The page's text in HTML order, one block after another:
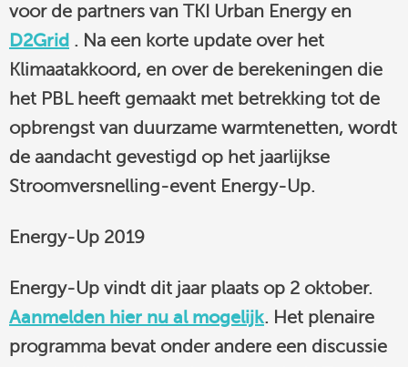
voor de partners van TKI Urban Energy en
D2Grid . Na een korte update over het
Klimaatakkoord, en over de berekeningen die
het PBL heeft gemaakt met betrekking tot de
opbrengst van duurzame warmtenetten, wordt
de aandacht gevestigd op het jaarlijkse
Stroomversnelling-event Energy-Up.
Energy-Up 2019
Energy-Up vindt dit jaar plaats op 2 oktober.
Aanmelden hier nu al mogelijk. Het plenaire
programma bevat onder andere een discussie